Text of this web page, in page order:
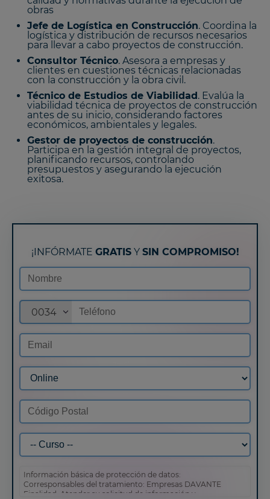
obras
Jefe de Logística en Construcción. Coordina la
logística y distribución de recursos necesarios
para llevar a cabo proyectos de construcción.
Consultor Técnico. Asesora a empresas y
clientes en cuestiones técnicas relacionadas
con la construcción y la obra civil.
Técnico de Estudios de Viabilidad. Evalúa la
viabilidad técnica de proyectos de construcción
antes de su inicio, considerando factores
económicos, ambientales y legales.
Gestor de proyectos de construcción.
Participa en la gestión integral de proyectos,
planificando recursos, controlando
presupuestos y asegurando la ejecución
exitosa.
¡INFÓRMATE GRATISY SIN COMPROMISO!
0034
Información básica de protección de datos:
Corresponsables del tratamiento: Empresas DAVANTE
Finalidad: Atender su solicitud de información y